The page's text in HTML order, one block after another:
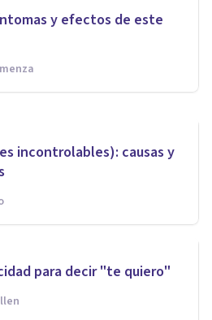
y efectos de este
¿Sí o
incontrolables): causas y
para decir "te quiero"